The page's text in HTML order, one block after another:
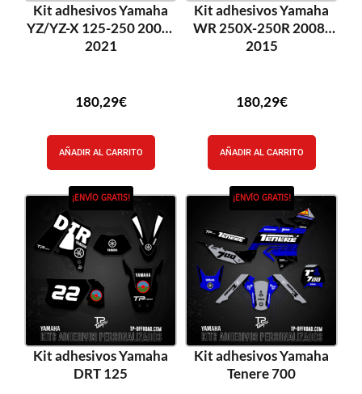
Kit adhesivos Yamaha
YZ/YZ-X 125-250 2002-
2021
180,29€
AÑADIR AL CARRITO
Kit adhesivos Yamaha
WR 250X-250R 2008-
2015
180,29€
AÑADIR AL CARRITO
¡ENVÍO GRATIS!
Kit adhesivos Yamaha
DRT 125
¡ENVÍO GRATIS!
Kit adhesivos Yamaha
Tenere 700